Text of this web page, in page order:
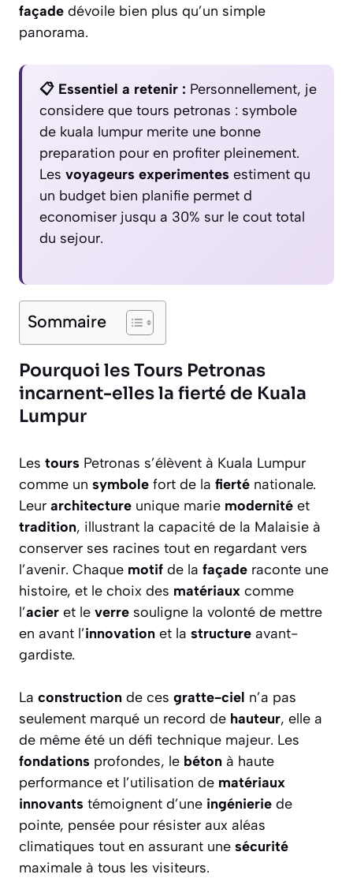
façade dévoile bien plus qu’un simple
panorama.
📋 Essentiel a retenir : Personnellement, je
considere que tours petronas : symbole
de kuala lumpur merite une bonne
preparation pour en profiter pleinement.
Les voyageurs experimentes estiment qu
un budget bien planifie permet d
economiser jusqu a 30% sur le cout total
du sejour.
Sommaire
Pourquoi les Tours Petronas
incarnent-elles la fierté de Kuala
Lumpur
Les tours Petronas s’élèvent à Kuala Lumpur
comme un symbole fort de la fierté nationale.
Leur architecture unique marie modernité et
tradition, illustrant la capacité de la Malaisie à
conserver ses racines tout en regardant vers
l’avenir. Chaque motif de la façade raconte une
histoire, et le choix des matériaux comme
l’acier et le verre souligne la volonté de mettre
en avant l’innovation et la structure avant-
gardiste.
La construction de ces gratte-ciel n’a pas
seulement marqué un record de hauteur, elle a
de même été un défi technique majeur. Les
fondations profondes, le béton à haute
performance et l’utilisation de matériaux
innovants témoignent d’une ingénierie de
pointe, pensée pour résister aux aléas
climatiques tout en assurant une sécurité
maximale à tous les visiteurs.